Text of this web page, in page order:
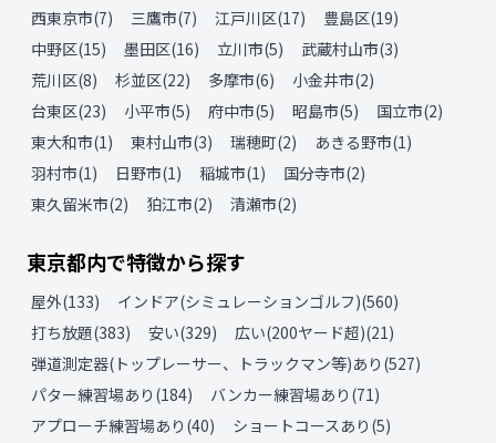
西東京市(7) 三鷹市(7) 江戸川区(17) 豊島区(19)
中野区(15) 墨田区(16) 立川市(5) 武蔵村山市(3)
荒川区(8) 杉並区(22) 多摩市(6) 小金井市(2)
台東区(23) 小平市(5) 府中市(5) 昭島市(5) 国立市(2)
東大和市(1) 東村山市(3) 瑞穂町(2) あきる野市(1)
羽村市(1) 日野市(1) 稲城市(1) 国分寺市(2)
東久留米市(2) 狛江市(2) 清瀬市(2)
東京都内で特徴から探す
屋外(133) インドア(シミュレーションゴルフ)(560)
打ち放題(383) 安い(329) 広い(200ヤード超)(21)
弾道測定器(トップレーサー、トラックマン等)あり (527)
パター練習場あり (184) バンカー練習場あり (71)
アプローチ練習場あり (40) ショートコースあり (5)